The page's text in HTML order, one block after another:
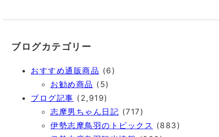
ブログカテゴリー
おすすめ通販商品 (6)
お勧め商品 (5)
ブログ記事 (2,919)
志摩男ちゃん日記 (717)
伊勢志摩鳥羽のトピックス (883)